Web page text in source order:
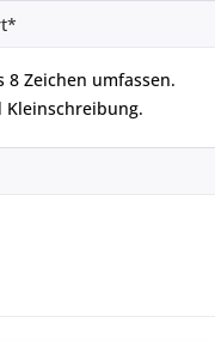
8 Zeichen umfassen.
Kleinschreibung.